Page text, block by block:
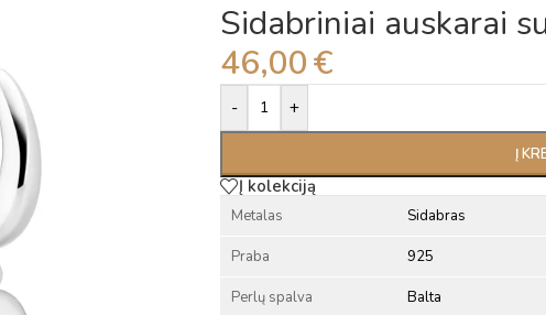
Sidabriniai auskarai
46,00€
- +
Į
Alternative:
Į kolekciją
Metalas Sidabras
Praba 925
Perlų spalva Balta